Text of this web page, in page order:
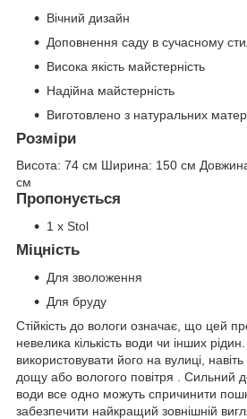
Вічний дизайн
Доповнення саду в сучасному
Висока якість майстерність
Надійна майстерність
Виготовлено з натуральних
Розміри
Висота: 74 см Ширина: 150 см
см
Пропонується
1 x Stol
Міцність
Для зволоження
Для бруду
Стійкість до вологи означає, що цей
невелика кількість води чи інших
використовувати його на вулиці,
дощу або вологого повітря . Сильний
води все одно можуть спричинити
забезпечити найкращий зовнішній